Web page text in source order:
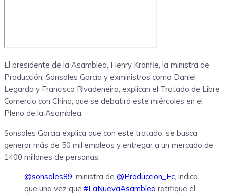
El presidente de la Asamblea, Henry Kronfle, la ministra de
Producción, Sonsoles García y exministros como Daniel
Legarda y Francisco Rivadeneira, explican el Tratado de Libre
Comercio con China, que se debatirá este miércoles en el
Pleno de la Asamblea.
Sonsoles García explica que con este tratado, se busca
generar más de 50 mil empleos y entregar a un mercado de
1400 millones de personas.
@sonsoles89, ministra de @Produccion_Ec, indica
que una vez que #LaNuevaAsamblea ratifique el